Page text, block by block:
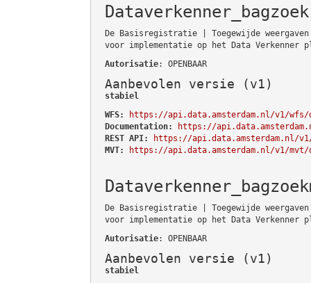
Dataverkenner_bagzoek
De Basisregistratie | Toegewijde
voor implementatie op het Data Verkenner
Autorisatie: OPENBAAR
Aanbevolen versie (v1)
stabiel
WFS:
https://api.data.amsterdam.nl/v1/wfs/
Documentation:
https://
REST API:
https://api.data.amsterdam.nl/
MVT:
https://api.data.amsterdam.nl/v1/mvt/
De Basisregistratie | Toegewijde
voor implementatie op het Data Verkenner
Autorisatie: OPENBAAR
Aanbevolen versie (v1)
stabiel